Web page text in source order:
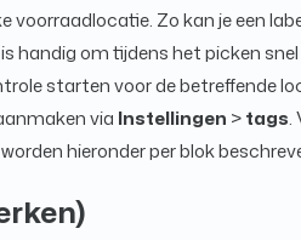
voorraadlocatie. Zo kan je een
handig om tijdens het picken
starten voor de betreffende
via Instellingen >tags.
hieronder per blok